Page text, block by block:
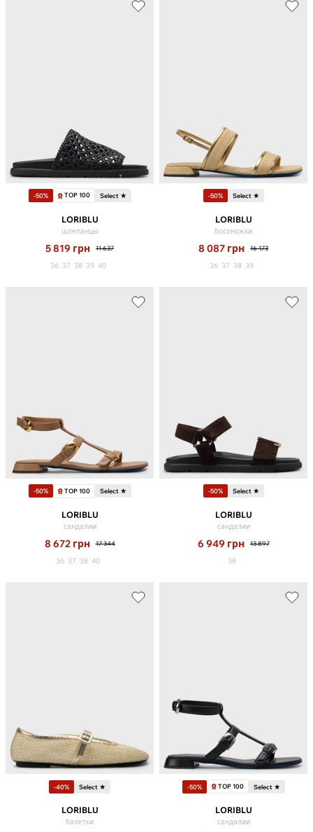
-50% TOP 100 Select ★
LORIBLU
шлепанцы
5 819 грн 11 637
36 37 38 39 40
-50% Select ★
LORIBLU
босоножки
8 087 грн 16 173
36 37 38 39
-50% TOP 100 Select ★
LORIBLU
сандалии
8 672 грн 17 344
36 37 38 40
-50% Select ★
LORIBLU
сандалии
6 949 грн 13 897
38
-40% Select ★
LORIBLU
балетки
-50% TOP 100 Select ★
LORIBLU
сандалии